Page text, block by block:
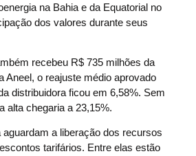
na Bahia e da Equatorial no
dos valores durante seus
recebeu R$ 735 milhões da
Aneel, o reajuste médio aprovado
distribuidora ficou em 6,58%. Sem
alta chegaria a 23,15%.
a liberação dos recursos
tarifários. Entre elas estão